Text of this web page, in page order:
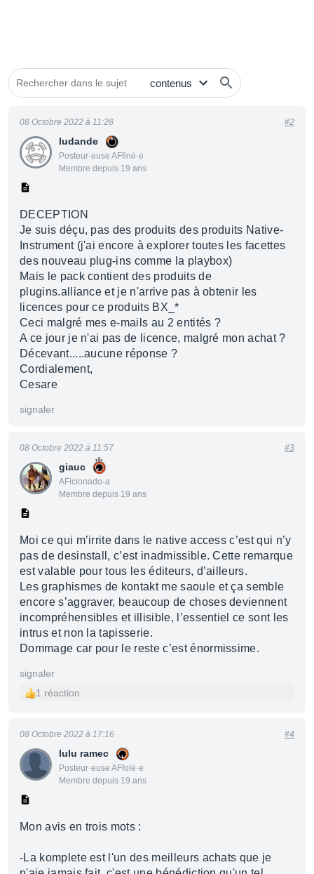
ludande
Posteur·euse AFfiné·e
Membre depuis 19 ans
08 Octobre 2022 à 11:28 #2
DECEPTION
Je suis déçu, pas des produits des produits Native-
Instrument (j'ai encore à explorer toutes les facettes
des nouveau plug-ins comme la playbox)
Mais le pack contient des produits de
plugins.alliance et je n'arrive pas à obtenir les
licences pour ce produits BX_*
Ceci malgré mes e-mails au 2 entités ?
A ce jour je n'ai pas de licence, malgré mon achat ?
Décevant.....aucune réponse ?
Cordialement,
Cesare
signaler
giauc
AFicionado·a
Membre depuis 19 ans
08 Octobre 2022 à 11:57 #3
Moi ce qui m’irrite dans le native access c’est qui n’y
pas de desinstall, c’est inadmissible. Cette remarque
est valable pour tous les éditeurs, d’ailleurs.
Les graphismes de kontakt me saoule et ça semble
encore s’aggraver, beaucoup de choses deviennent
incompréhensibles et illisible, l’essentiel ce sont les
intrus et non la tapisserie.
Dommage car pour le reste c’est énormissime.
signaler
1 réaction
lulu ramec
Posteur·euse AFfolé·e
Membre depuis 19 ans
08 Octobre 2022 à 17:16 #4
Mon avis en trois mots :
-La komplete est l'un des meilleurs achats que je